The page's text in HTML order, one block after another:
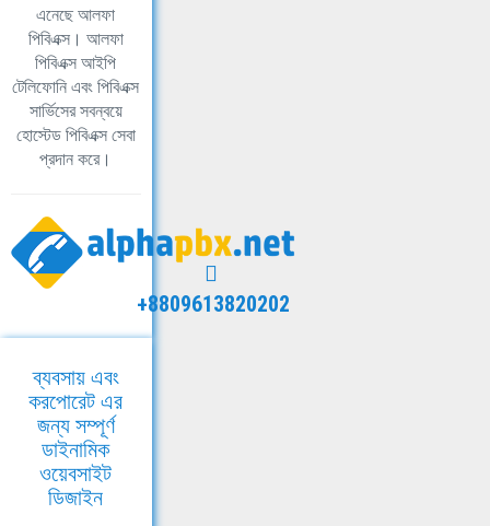
এনেছে আলফা
পিবিএক্স। আলফা
পিবিএক্স আইপি
টেলিফোনি এবং পিবিএক্স
সার্ভিসের সবন্বয়ে
হোস্টেড পিবিএক্স সেবা
প্রদান করে।
+8809613820202
ব্যবসায় এবং
করপোরেট এর
জন্য সম্পূর্ণ
ডাইনামিক
ওয়েবসাইট
ডিজাইন